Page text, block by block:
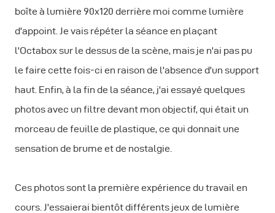
boîte à lumière 90x120 derrière moi comme lumière
d'appoint. Je vais répéter la séance en plaçant
l'Octabox sur le dessus de la scène, mais je n'ai pas pu
le faire cette fois-ci en raison de l'absence d'un support
haut. Enfin, à la fin de la séance, j'ai essayé quelques
photos avec un filtre devant mon objectif, qui était un
morceau de feuille de plastique, ce qui donnait une
sensation de brume et de nostalgie.
Ces photos sont la première expérience du travail en
cours. J'essaierai bientôt différents jeux de lumière